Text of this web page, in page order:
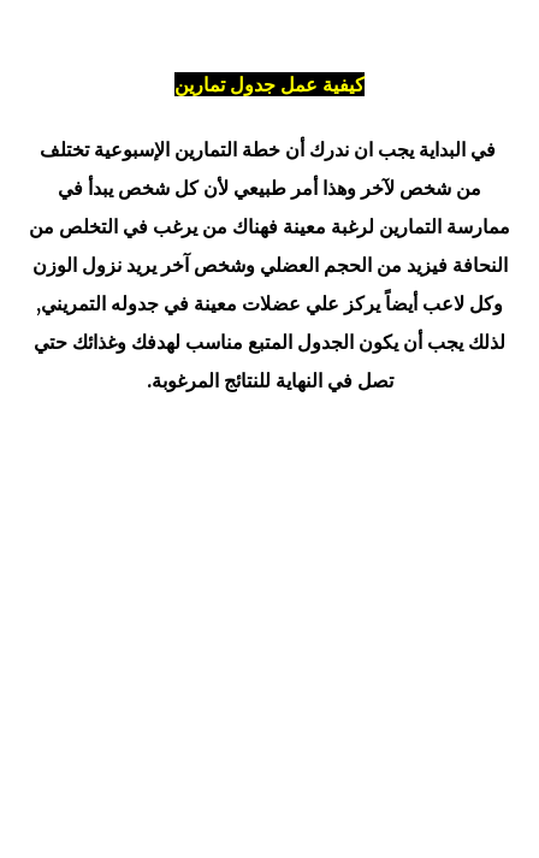
كيفية عمل جدول تمارين
في البداية يجب ان ندرك أن خطة التمارين الإسبوعية تختلف
من شخص لآخر وهذا أمر طبيعي لأن كل شخص يبدأ في
ممارسة التمارين لرغبة معينة فهناك من يرغب في التخلص من
النحافة فيزيد من الحجم العضلي وشخص آخر يريد نزول الوزن
وكل لاعب أيضاً يركز علي عضلات معينة في جدوله التمريني,
لذلك يجب أن يكون الجدول المتبع مناسب لهدفك وغذائك حتي
تصل في النهاية للنتائج المرغوبة.